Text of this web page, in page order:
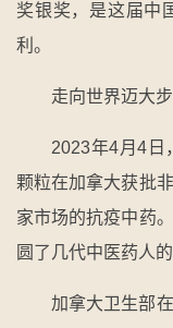
奖银奖，是这届中
利。
走向世界迈大步
2023年4月4日
颗粒在加拿大获批
家市场的抗疫中药
圆了几代中医药人的
加拿大卫生部